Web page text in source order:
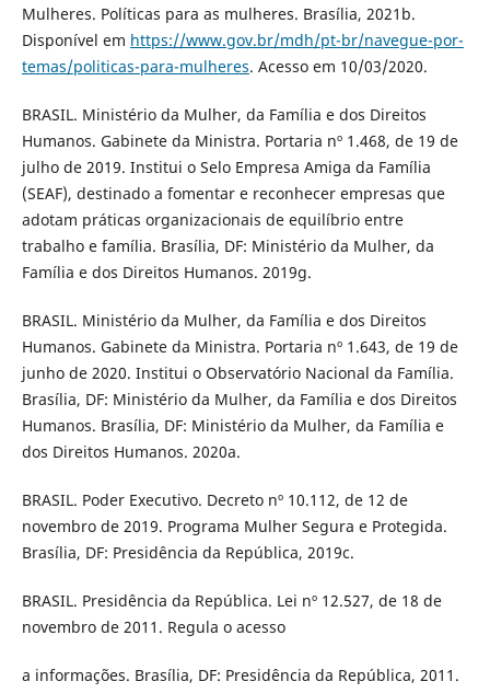
Mulheres. Políticas para as mulheres. Brasília, 2021b.
Disponível em https://www.gov.br/mdh/pt-br/navegue-por-
temas/politicas-para-mulheres. Acesso em 10/03/2020.
BRASIL. Ministério da Mulher, da Família e dos Direitos
Humanos. Gabinete da Ministra. Portaria nº 1.468, de 19 de
julho de 2019. Institui o Selo Empresa Amiga da Família
(SEAF), destinado a fomentar e reconhecer empresas que
adotam práticas organizacionais de equilíbrio entre
trabalho e família. Brasília, DF: Ministério da Mulher, da
Família e dos Direitos Humanos. 2019g.
BRASIL. Ministério da Mulher, da Família e dos Direitos
Humanos. Gabinete da Ministra. Portaria nº 1.643, de 19 de
junho de 2020. Institui o Observatório Nacional da Família.
Brasília, DF: Ministério da Mulher, da Família e dos Direitos
Humanos. Brasília, DF: Ministério da Mulher, da Família e
dos Direitos Humanos. 2020a.
BRASIL. Poder Executivo. Decreto nº 10.112, de 12 de
novembro de 2019. Programa Mulher Segura e Protegida.
Brasília, DF: Presidência da República, 2019c.
BRASIL. Presidência da República. Lei nº 12.527, de 18 de
novembro de 2011. Regula o acesso
a informações. Brasília, DF: Presidência da República, 2011.